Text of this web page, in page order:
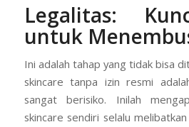
Legalitas:
untuk
Ini adalah tahap yang tidak bisa
skincare tanpa izin resmi
sangat berisiko. Inilah
skincare sendiri selalu